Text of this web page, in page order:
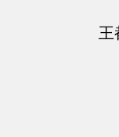
王